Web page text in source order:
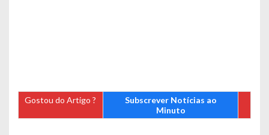
Gostou do Artigo ?
Subscrever Notícias ao
Minuto